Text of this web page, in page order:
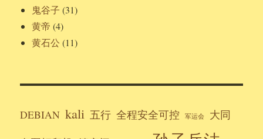
鬼谷子 (31)
黄帝 (4)
黄石公 (11)
DEBIAN kali 五行 全程安全可控 军运会
大同